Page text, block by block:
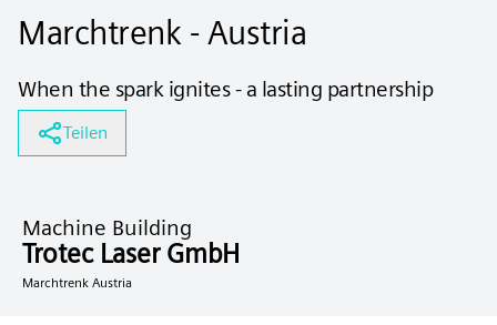
Marchtrenk - Austria
When the spark ignites - a lasting partnership
Teilen
Machine Building
Trotec Laser GmbH
Marchtrenk Austria